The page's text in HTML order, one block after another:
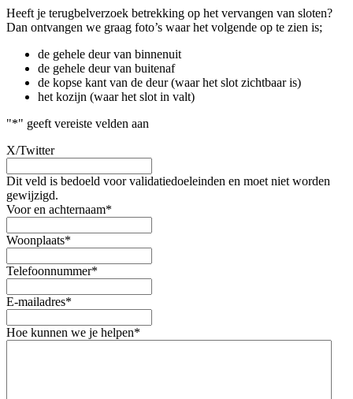
Heeft je terugbelverzoek betrekking op het vervangen van sloten?
Dan ontvangen we graag foto’s waar het volgende op te zien is;
de gehele deur van binnenuit
de gehele deur van buitenaf
de kopse kant van de deur (waar het slot zichtbaar is)
het kozijn (waar het slot in valt)
"*" geeft vereiste velden aan
X/Twitter
Dit veld is bedoeld voor validatiedoeleinden en moet niet worden
gewijzigd.
Voor en achternaam*
Woonplaats*
Telefoonnummer*
E-mailadres*
Hoe kunnen we je helpen*